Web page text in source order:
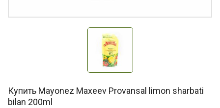
Купить Mayonez Maxeev Provansal limon sharbati
bilan 200ml